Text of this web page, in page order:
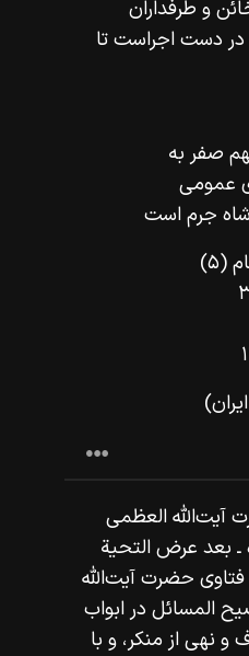
و طرفداران
در دست اجراست تا
صفر به
عمومى
جرم است
(۵)
العظمى
ـ بعد عرض التحية
فتاوى حضرت آيت‌اللّه‌
المسائل در ابواب
و نهى از منكر، و با